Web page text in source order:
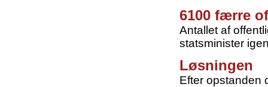
6100 færre
Antallet af
statsminister
Løsningen
Efter opstanden